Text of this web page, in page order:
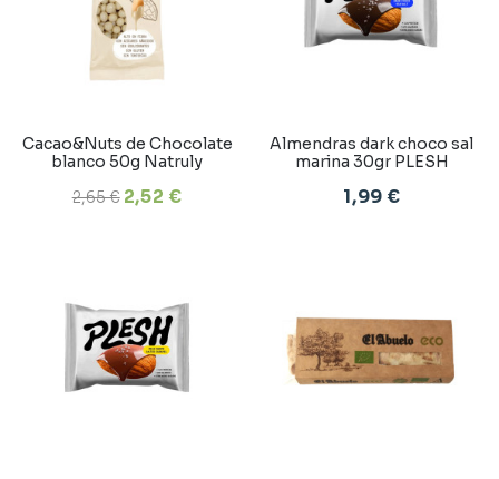
Cacao&Nuts de Chocolate
blanco 50g Natruly
2,65 € 2,52 €
Almendras dark choco sal
marina 30gr PLESH
1,99 €